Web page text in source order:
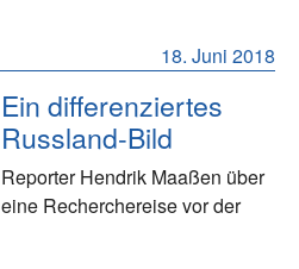
18. Juni 2018
Ein differenziertes
Russland-Bild
Reporter Hendrik Maaßen über
eine Recherchereise vor der